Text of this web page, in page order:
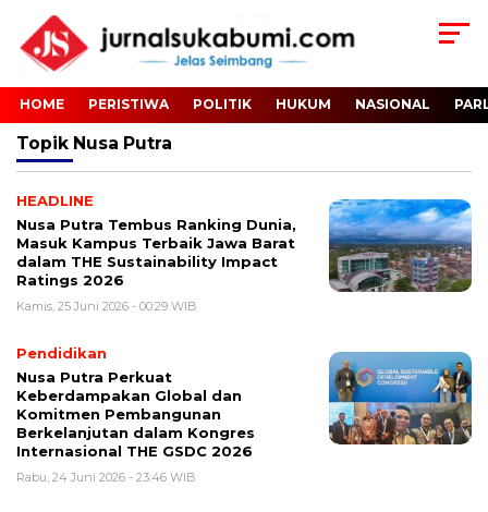
HOME PERISTIWA POLITIK HUKUM NASIONAL
Topik Nusa Putra
HEADLINE
Nusa Putra Tembus Ranking Dunia,
Masuk Kampus Terbaik Jawa Barat
dalam THE Sustainability Impact
Ratings 2026
Kamis, 25 Juni 2026 - 00:29 WIB
Pendidikan
Nusa Putra Perkuat
Keberdampakan Global dan
Komitmen Pembangunan
Berkelanjutan dalam Kongres
Internasional THE GSDC 2026
Rabu, 24 Juni 2026 - 23:46 WIB